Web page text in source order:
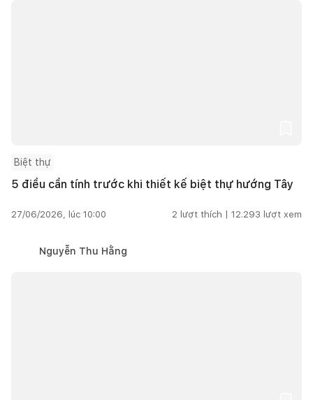
Biệt thự
5 điều cần tính trước khi thiết kế biệt thự hướng Tây
27/06/2026, lúc 10:00 2 lượt thích | 12.293 lượt xem
Nguyễn Thu Hằng